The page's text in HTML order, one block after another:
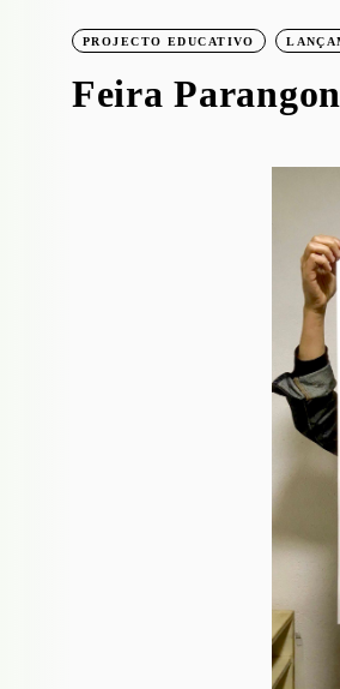
PROJECTO EDUCATIVO
Feira